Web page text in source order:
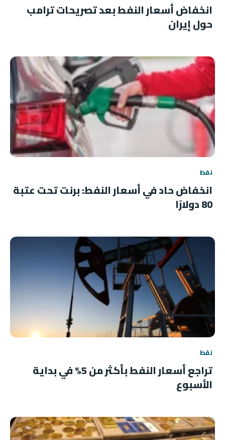
انخفاض أسعار النفط بعد تصريحات ترامب
حول إيران
نفط
انخفاض حاد في أسعار النفط: برنت تحت عتبة
80 دولارًا
نفط
تراجع أسعار النفط بأكثر من 5% في بداية
الأسبوع